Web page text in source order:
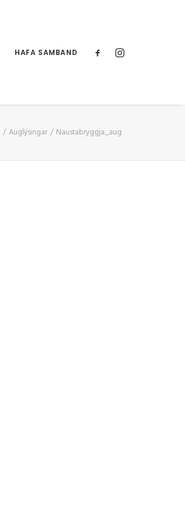
HAFA SAMBAND
Auglýsingar Naustabryggja_aug